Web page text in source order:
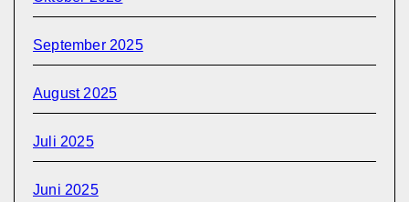
September 2025
August 2025
Juli 2025
Juni 2025